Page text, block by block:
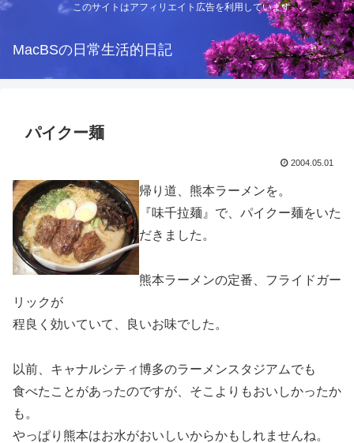
このサイトはアフィリエイト広告を利用しています
MacBSの日常生活的日記
パイクー麺
2004.05.01
帰り道、熊本ラーメンを。
『味千拉麺』で、パイクー麺をいた
だきました。
熊本ラーメンの定番、フライドガー
リックが
程良く効いていて、良いお味でした。
以前、キャナルシティ博多のラーメンスタジアムでも
食べたことがあったのですが、そこよりもおいしかったか
も。
やっぱり熊本はお水がおいしいからかもしれませんね。